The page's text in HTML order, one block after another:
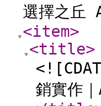
選擇之丘
<item>
<title>
銷實作